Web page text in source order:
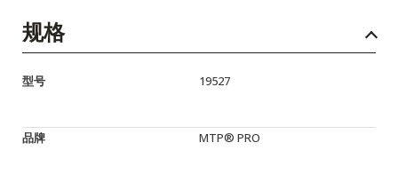
规格
型号 19527
品牌 MTP® PRO